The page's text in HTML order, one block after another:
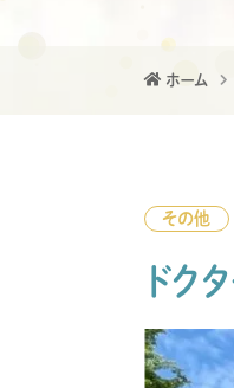
ホーム
その他
ドク